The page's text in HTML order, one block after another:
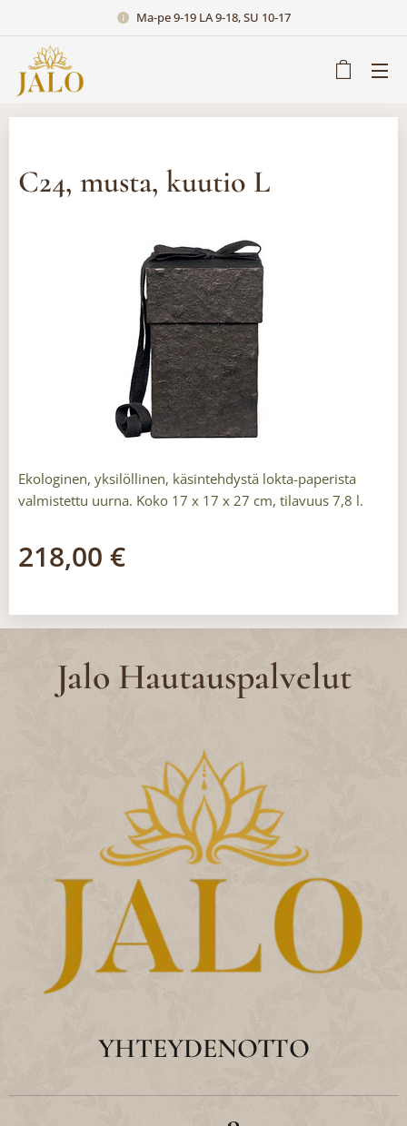
Ma-pe 9-19 LA 9-18, SU 10-17
C24, musta, kuutio L
Ekologinen, yksilöllinen, käsintehdystä lokta-paperista
valmistettu uurna. Koko 17 x 17 x 27 cm, tilavuus 7,8 l.
218,00 €
Jalo Hautauspalvelut
YHTEYDENOTTO